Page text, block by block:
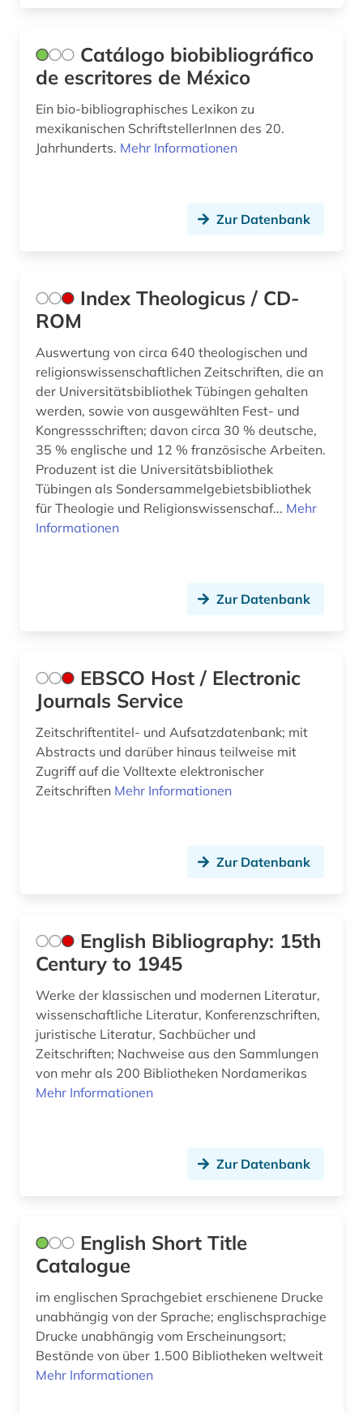
kulturzeitschrift (3)
künstler (1)
landeskunde (3)
landgraf (1)
legende (1)
leipzig (1)
lettland (3)
lexikographie (2)
lexikon (1)
library of congress (1)
literarische zeitschrift (1)
literatur (16)
literaturwissenschaft (17)
lituanistik (1)
makedonien (1)
mann (2)
marburg <lahn> (1)
maschinenwesen (1)
massenmedien (1)
max planck digital library (1)
mecklenburg (1)
medizin (2)
menschenrechte (2)
mexiko (3)
Catálogo biobibliográfico
de escritores de México
Ein bio-bibliographisches Lexikon zu
mexikanischen SchriftstellerInnen des 20.
Jahrhunderts. Mehr Informationen
Zur Datenbank
Index Theologicus / CD-
ROM
Auswertung von circa 640 theologischen und
religionswissenschaftlichen Zeitschriften, die an
der Universitätsbibliothek Tübingen gehalten
werden, sowie von ausgewählten Fest- und
Kongressschriften; davon circa 30 % deutsche,
35 % englische und 12 % französische Arbeiten.
Produzent ist die Universitätsbibliothek
Tübingen als Sondersammelgebietsbibliothek
für Theologie und Religionswissenschaf... Mehr
Informationen
Zur Datenbank
EBSCO Host / Electronic
Journals Service
Zeitschriftentitel- und Aufsatzdatenbank; mit
Abstracts und darüber hinaus teilweise mit
Zugriff auf die Volltexte elektronischer
Zeitschriften Mehr Informationen
Zur Datenbank
English Bibliography: 15th
Century to 1945
Werke der klassischen und modernen Literatur,
wissenschaftliche Literatur, Konferenzschriften,
juristische Literatur, Sachbücher und
Zeitschriften; Nachweise aus den Sammlungen
von mehr als 200 Bibliotheken Nordamerikas
Mehr Informationen
Zur Datenbank
English Short Title
Catalogue
im englischen Sprachgebiet erschienene Drucke
unabhängig von der Sprache; englischsprachige
Drucke unabhängig vom Erscheinungsort;
Bestände von über 1.500 Bibliotheken weltweit
Mehr Informationen